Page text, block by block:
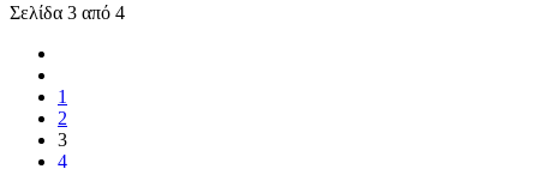
Σελίδα 3 από 4
1
2
3
4